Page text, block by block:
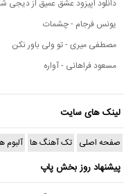
دانلود اپیزود عشق عمیق از دیجی
یونس فرجام - چشمات
مصطفی میری - تو ولی باور نکن
مسعود فراهانی - آواره
لینک های سایت
صفحه اصلی تک آهنگ ها آلبوم
پیشنهاد روز بخش پاپ